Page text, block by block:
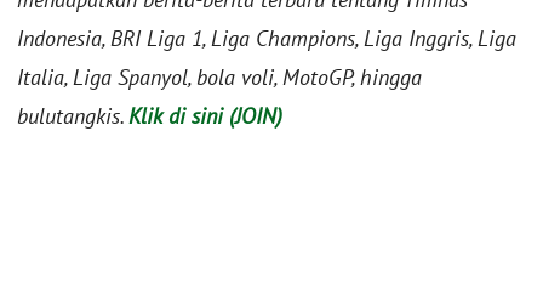
Indonesia, BRI Liga 1, Liga Champions, Liga Inggris, Liga
Italia, Liga Spanyol, bola voli, MotoGP, hingga
bulutangkis.Klik di sini (JOIN)